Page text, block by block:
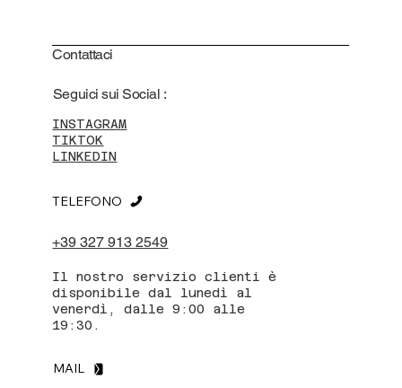
Contattaci
INSTAGRAM
TIKTOK
LINKEDIN
Seguici sui Social :
+39 327 913 2549
TELEFONO
Il nostro servizio clienti è
disponibile dal lunedì al
venerdì, dalle 9:00 alle
19:30.
MAIL